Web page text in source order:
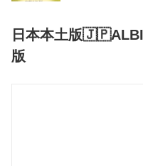
日本本土版
版